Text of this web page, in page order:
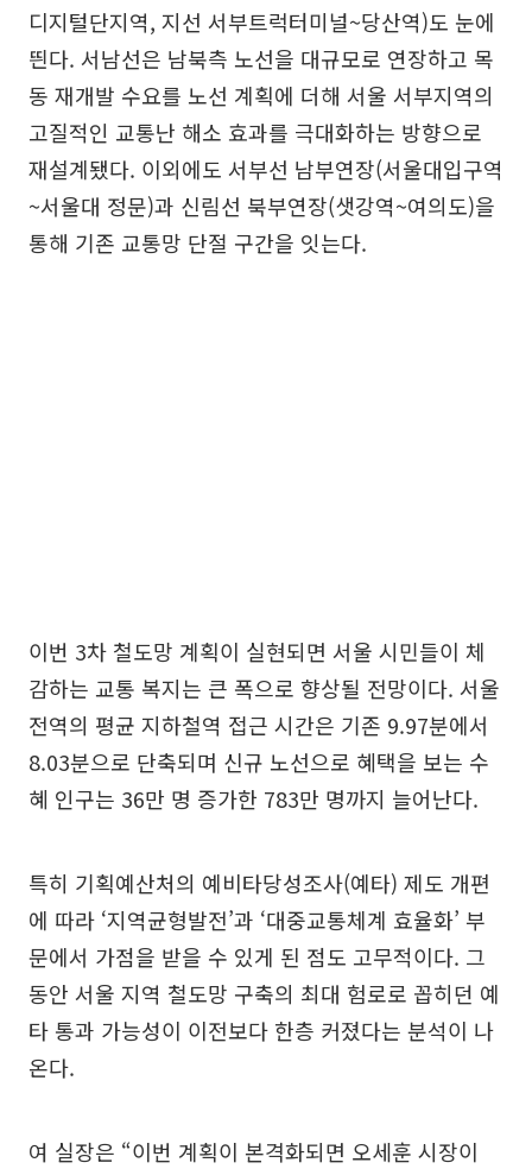
디지털단지역, 지선 서부트럭터미널~당산역)도 눈에
띈다. 서남선은 남북측 노선을 대규모로 연장하고 목
동 재개발 수요를 노선 계획에 더해 서울 서부지역의
고질적인 교통난 해소 효과를 극대화하는 방향으로
재설계됐다. 이외에도 서부선 남부연장(서울대입구역
~서울대 정문)과 신림선 북부연장(샛강역~여의도)을
통해 기존 교통망 단절 구간을 잇는다.
이번 3차 철도망 계획이 실현되면 서울 시민들이 체
감하는 교통 복지는 큰 폭으로 향상될 전망이다. 서울
전역의 평균 지하철역 접근 시간은 기존 9.97분에서
8.03분으로 단축되며 신규 노선으로 혜택을 보는 수
혜 인구는 36만 명 증가한 783만 명까지 늘어난다.
특히 기획예산처의 예비타당성조사(예타) 제도 개편
에 따라 ‘지역균형발전’과 ‘대중교통체계 효율화’ 부
문에서 가점을 받을 수 있게 된 점도 고무적이다. 그
동안 서울 지역 철도망 구축의 최대 험로로 꼽히던 예
타 통과 가능성이 이전보다 한층 커졌다는 분석이 나
온다.
여 실장은 “이번 계획이 본격화되면 오세훈 시장이